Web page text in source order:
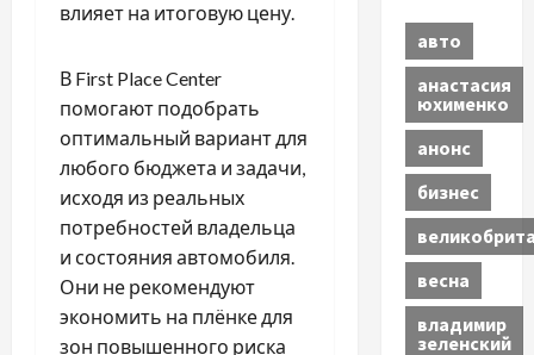
влияет на итоговую цену.
В First Place Center
помогают подобрать
оптимальный вариант для
любого бюджета и задачи,
исходя из реальных
потребностей владельца
и состояния автомобиля.
Они не рекомендуют
экономить на плёнке для
зон повышенного риска
авто
анастасия
юхименко
анонс
бизнес
весна
владимир
зеленский